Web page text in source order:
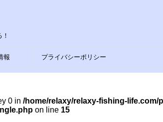
報 プライバシーポリシー
0 in /home/relaxy/relaxy-fishing-life.com/
on line 15